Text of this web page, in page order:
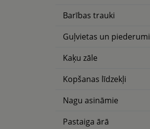
Barības trauki
Guļvietas un piederumi
Kaķu zāle
Kopšanas līdzekļi
Nagu asināmie
Pastaiga ārā